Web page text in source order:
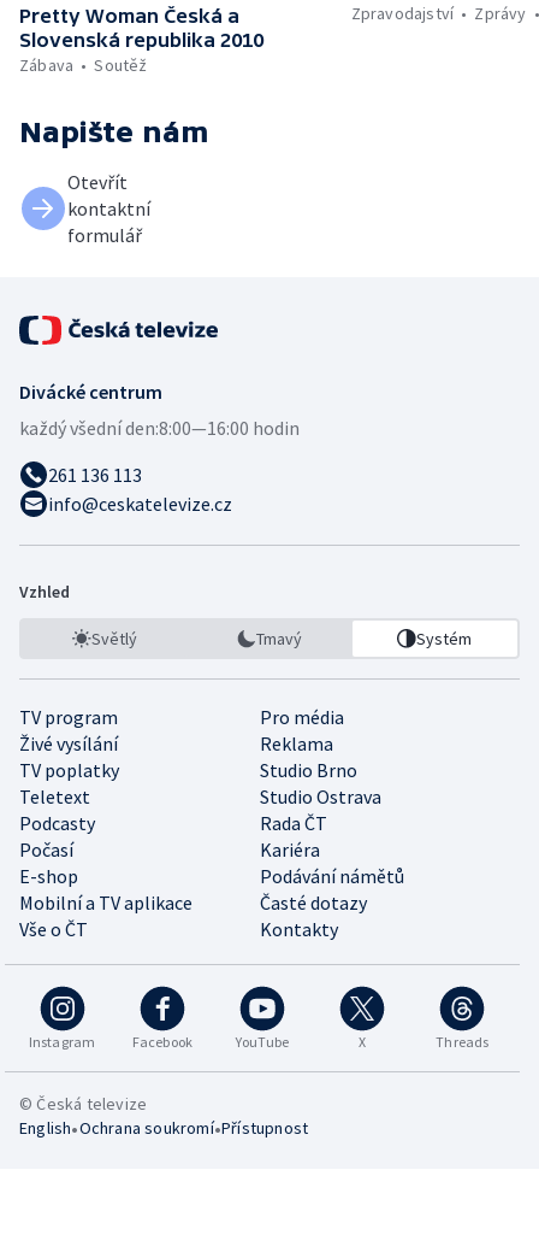
Pretty Woman Česká a
Slovenská republika 2010
Zábava
Soutěž
Zpravodajství
Zprávy
Napište nám
Otevřít
kontaktní
formulář
Divácké centrum
každý všední den:8:00—16:00 hodin
261 136 113
info@ceskatelevize.cz
Vzhled
Světlý Tmavý Systém
TV program
Pro média
Živé vysílání
Reklama
TV poplatky
Studio Brno
Teletext
Studio Ostrava
Podcasty
Rada ČT
Počasí
Kariéra
E-shop
Podávání námětů
Mobilní a TV aplikace
Časté dotazy
Vše o ČT
Kontakty
Instagram Facebook YouTube X Threads
© Česká televize
English•Ochrana soukromí•Přístupnost